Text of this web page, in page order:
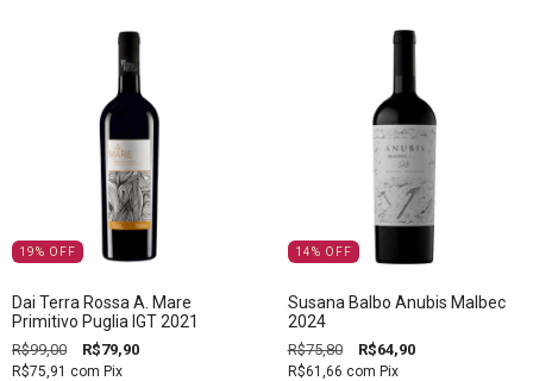
19% OFF
Dai Terra Rossa A. Mare
Primitivo Puglia IGT 2021
R$99,00 R$79,90
R$75,91 com Pix
14% OFF
Susana Balbo Anubis Malbec
2024
R$75,80 R$64,90
R$61,66 com Pix